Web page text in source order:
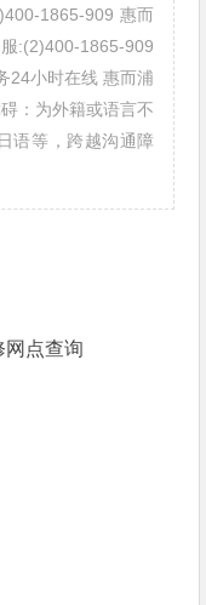
1865-909 惠而
:(2)400-1865-909
24小时在线 惠而浦
：为外籍或语言不
语等，跨越沟通障
网点查询